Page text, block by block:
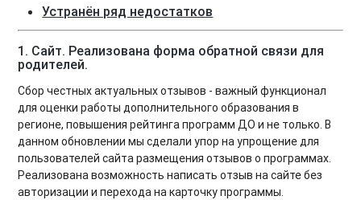
Устранён ряд недостатков
1. Сайт. Реализована форма обратной связи для
родителей.
Сбор честных актуальных отзывов - важный функционал
для оценки работы дополнительного образования в
регионе, повышения рейтинга программ ДО и не только. В
данном обновлении мы сделали упор на упрощение для
пользователей сайта размещения отзывов о программах.
Реализована возможность написать отзыв на сайте без
авторизации и перехода на карточку программы.